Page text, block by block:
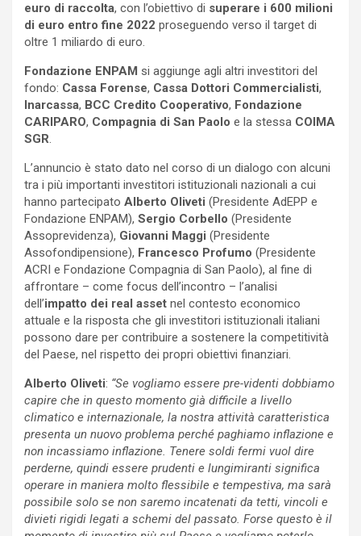
euro di raccolta, con l’obiettivo di superare i 600 milioni
di euro entro fine 2022 proseguendo verso il target di
oltre 1 miliardo di euro.
Fondazione ENPAM si aggiunge agli altri investitori del
fondo: Cassa Forense, Cassa Dottori Commercialisti,
Inarcassa, BCC Credito Cooperativo, Fondazione
CARIPARO, Compagnia di San Paolo e la stessa COIMA
SGR.
L’annuncio è stato dato nel corso di un dialogo con alcuni
tra i più importanti investitori istituzionali nazionali a cui
hanno partecipato Alberto Oliveti (Presidente AdEPP e
Fondazione ENPAM), Sergio Corbello (Presidente
Assoprevidenza), Giovanni Maggi (Presidente
Assofondipensione), Francesco Profumo (Presidente
ACRI e Fondazione Compagnia di San Paolo), al fine di
affrontare – come focus dell’incontro – l’analisi
dell’impatto dei real asset nel contesto economico
attuale e la risposta che gli investitori istituzionali italiani
possono dare per contribuire a sostenere la competitività
del Paese, nel rispetto dei propri obiettivi finanziari.
Alberto Oliveti: “Se vogliamo essere pre-videnti dobbiamo
capire che in questo momento già difficile a livello
climatico e internazionale, la nostra attività caratteristica
presenta un nuovo problema perché paghiamo inflazione e
non incassiamo inflazione. Tenere soldi fermi vuol dire
perderne, quindi essere prudenti e lungimiranti significa
operare in maniera molto flessibile e tempestiva, ma sarà
possibile solo se non saremo incatenati da tetti, vincoli e
divieti rigidi legati a schemi del passato. Forse questo è il